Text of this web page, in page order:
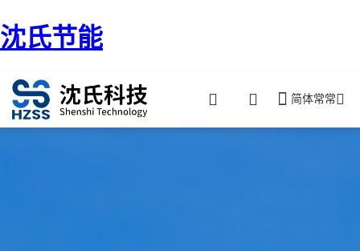
沈氏节能
简体常常